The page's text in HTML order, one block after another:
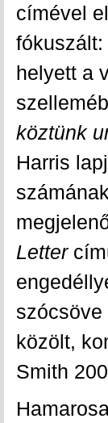
címével
helyett a
köztünk
Harris
Letter
közölt,
Smith